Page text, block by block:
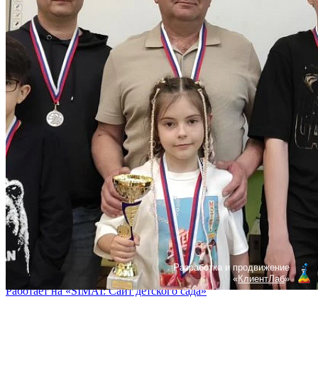
Разделы
Главная
Об учреждении
Контакты
Карта сайта
Политика конфиденциальности
Следуйте за нами
Обратная связь
Если у вас есть вопросы, задайте их через специальную форму
Написать нам
Разработка и продвижение
«КлиентЛаб»
Работает на «SIMAI: Сайт детского сада»